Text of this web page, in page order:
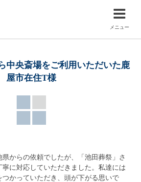
メニュー
中央斎場をご利用いただいた鹿
屋市在住T様
からの依頼でしたが、「池田葬祭」さ
寧に対応していただきました。私達には
かっていただき、頭が下がる思いで